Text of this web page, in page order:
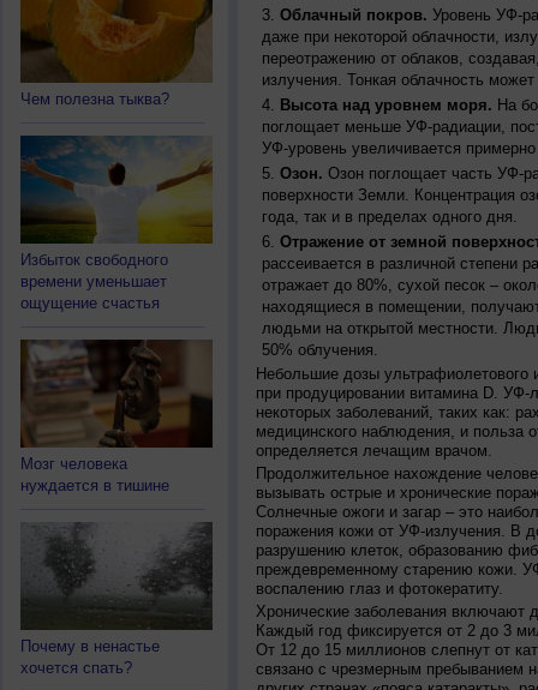
Чем полезна тыква?
Избыток свободного
времени уменьшает
ощущение счастья
Мозг человека
нуждается в тишине
Почему в ненастье
хочется спать?
Облачный покров. Уровень УФ-
даже при некоторой облачности,
переотражению от облаков,
излучения. Тонкая облачность
Высота над уровнем моря. На
поглощает меньше УФ-радиации,
УФ-уровень увеличивается
Озон. Озон поглощает часть УФ-
поверхности Земли. Концентрация
года, так и в пределах одного дня.
Отражение от земной
рассеивается в различной степени
отражает до 80%, сухой песок –
находящиеся в помещении,
людьми на открытой местности.
50% облучения.
Небольшие дозы ультрафиолетового
при продуцировании витамина D.
некоторых заболеваний, таких как:
медицинского наблюдения, и польза
определяется лечащим врачом.
Продолжительное нахождение
вызывать острые и хронические
Солнечные ожоги и загар – это
поражения кожи от УФ-излучения. В
разрушению клеток, образованию
преждевременному старению кожи.
воспалению глаз и фотокератиту.
Хронические заболевания включают
Каждый год фиксируется от 2 до 3
От 12 до 15 миллионов слепнут от
связано с чрезмерным пребыванием